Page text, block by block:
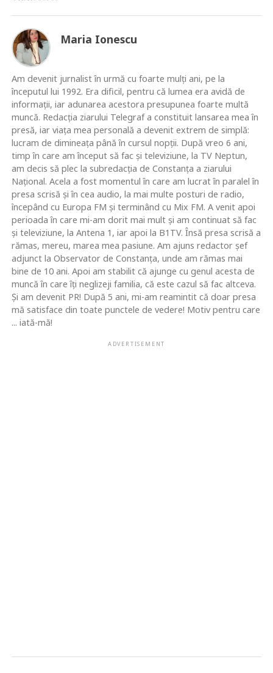
Maria Ionescu
Am devenit jurnalist în urmă cu foarte mulţi ani, pe la
începutul lui 1992. Era dificil, pentru că lumea era avidă de
informaţii, iar adunarea acestora presupunea foarte multă
muncă. Redacţia ziarului Telegraf a constituit lansarea mea în
presă, iar viaţa mea personală a devenit extrem de simplă:
lucram de dimineaţa până în cursul nopţii. După vreo 6 ani,
timp în care am început să fac şi televiziune, la TV Neptun,
am decis să plec la subredacţia de Constanţa a ziarului
Naţional. Acela a fost momentul în care am lucrat în paralel în
presa scrisă şi în cea audio, la mai multe posturi de radio,
începând cu Europa FM şi terminând cu Mix FM. A venit apoi
perioada în care mi-am dorit mai mult şi am continuat să fac
şi televiziune, la Antena 1, iar apoi la B1TV. Însă presa scrisă a
rămas, mereu, marea mea pasiune. Am ajuns redactor şef
adjunct la Observator de Constanţa, unde am rămas mai
bine de 10 ani. Apoi am stabilit că ajunge cu genul acesta de
muncă în care îţi neglizeji familia, că este cazul să fac altceva.
Şi am devenit PR! După 5 ani, mi-am reamintit că doar presa
mă satisface din toate punctele de vedere! Motiv pentru care
... iată-mă!
ADVERTISEMENT